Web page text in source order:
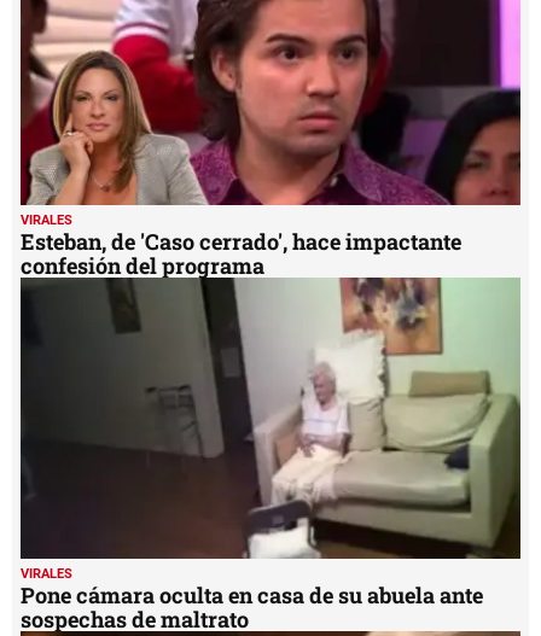
VIRALES
Esteban, de 'Caso cerrado', hace impactante
confesión del programa
VIRALES
Pone cámara oculta en casa de su abuela ante
sospechas de maltrato